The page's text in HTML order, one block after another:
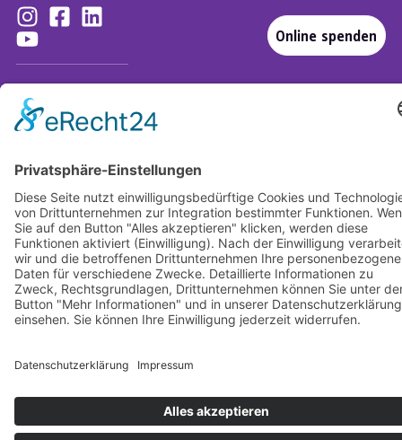
Online spenden
© Mission EineWelt 2026
Centrum für Partnerschaft, Entwicklung und Mission der
Evangelisch-Lutherischen Kirche in Bayern.
Design & Code kube.studio